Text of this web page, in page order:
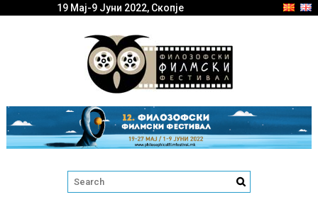
19 Мај-9 Јуни 2022, Скопје